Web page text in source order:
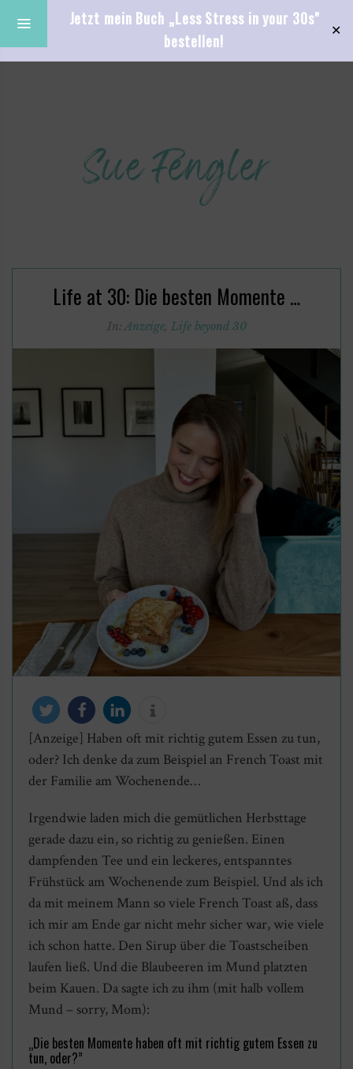
Jetzt mein Buch „Less Stress in your 30s"
bestellen!
✕
Life at 30: Die besten Momente …
In:Anzeige, Life beyond 30
twittern teilen mitteilen info
[Anzeige] Haben oft mit richtig gutem Essen zu tun,
oder? Ich denke da zum Beispiel an French Toast mit
der Familie am Wochenende…
Irgendwie laden mich die gemütlichen Herbsttage
gerade dazu ein, so richtig zu genießen. Einen
dampfenden Tee und ein leckeres, entspanntes
Frühstück am Wochenende zum Beispiel. Und als ich
da mit meinem Mann so viele French Toast aß, dass
ich mir am Ende gar nicht mehr sicher war, wie viele
ich schon hatte. Den Sirup über die Toastscheiben
laufen ließ. Und die Blaubeeren im Mund platzten
beim Kauen. Da sagte ich zu ihm (mit halb vollem
Mund – sorry, Mom):
„Die besten Momente haben oft mit richtig gutem Essen zu
tun, oder?”